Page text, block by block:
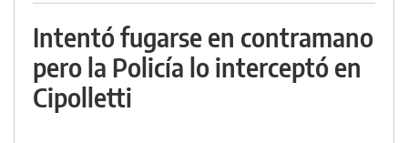
Intentó fugarse en contramano
pero la Policía lo interceptó en
Cipolletti